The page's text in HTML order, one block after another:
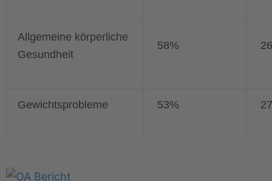
Allgemeine körperliche
Gesundheit
58%
Gewichtsprobleme 53%